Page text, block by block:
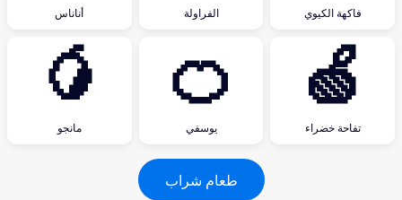
فاكهة الكيوي الفراولة أناناس
🍏
تفاحة خضراء
🍊
يوسفي
🥭
مانجو
طعام شراب